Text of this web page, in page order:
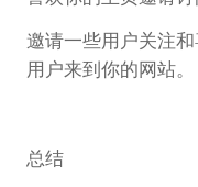
邀请一些用户关注
用户来到你的网站。
总结